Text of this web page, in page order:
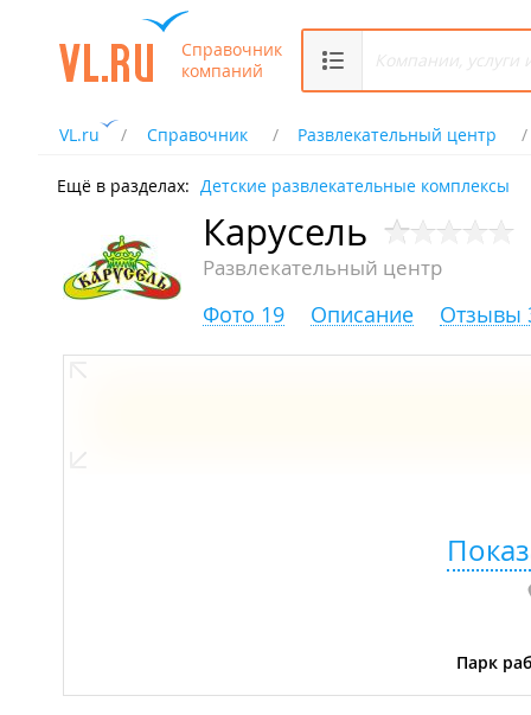
Справочник
компаний
VL.ru Справочник Развлекательный центр
Ещё в разделах: Детские развлекательные комплексы
Карусель
Развлекательный центр
Фото 19 Описание Отзывы
Парк